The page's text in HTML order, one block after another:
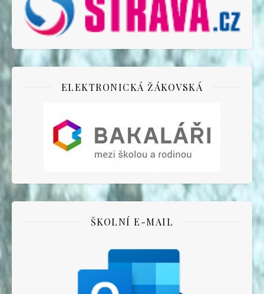
ELEKTRONICKÁ ŽÁKOVSKÁ
ŠKOLNÍ E-MAIL